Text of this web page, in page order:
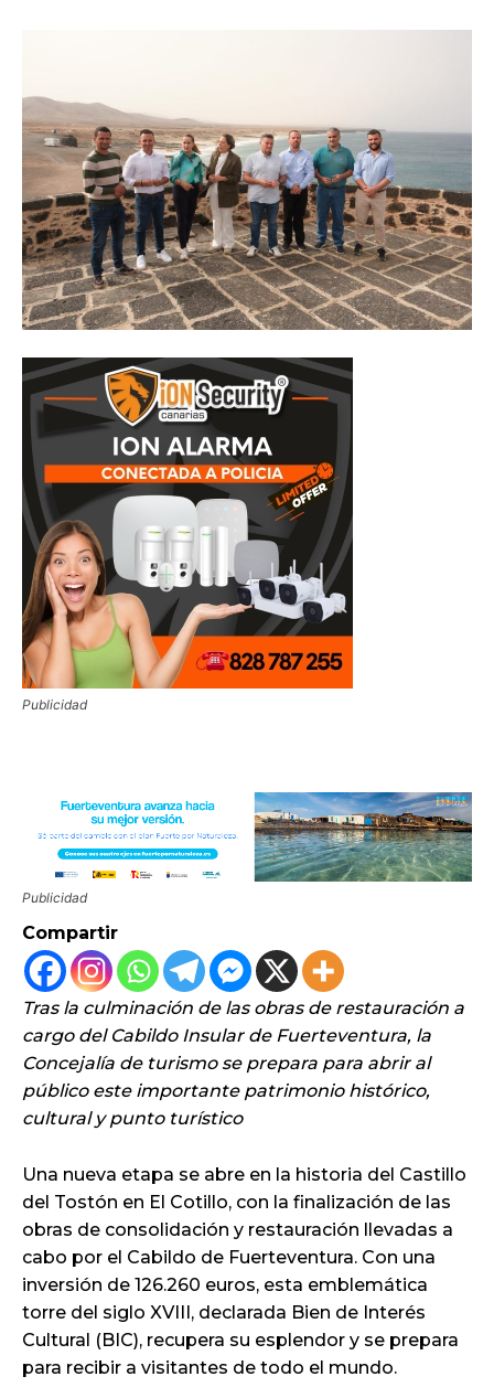
Publicidad
Publicidad
Compartir
Tras la culminación de las obras de restauración a
cargo del Cabildo Insular de Fuerteventura, la
Concejalía de turismo se prepara para abrir al
público este importante patrimonio histórico,
cultural y punto turístico
Una nueva etapa se abre en la historia del Castillo
del Tostón en El Cotillo, con la finalización de las
obras de consolidación y restauración llevadas a
cabo por el Cabildo de Fuerteventura. Con una
inversión de 126.260 euros, esta emblemática
torre del siglo XVIII, declarada Bien de Interés
Cultural (BIC), recupera su esplendor y se prepara
para recibir a visitantes de todo el mundo.